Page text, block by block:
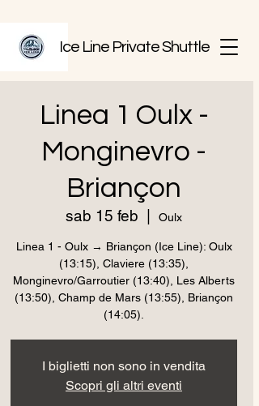
Ice Line Private Shuttle
Linea 1 Oulx -
Monginevro -
Briançon
sab 15 feb Oulx
Linea 1 - Oulx → Briançon (Ice Line): Oulx
(13:15), Claviere (13:35),
Monginevro/Garroutier (13:40), Les Alberts
(13:50), Champ de Mars (13:55), Briançon
(14:05).
I biglietti non sono in vendita
Scopri gli altri eventi